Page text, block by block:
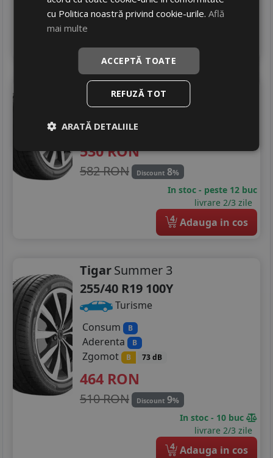
In stoc - peste 12 buc
Sebring Summer 3
255/40 R19 100Y
Turisme
530RON
582 RON Discount 8%
In stoc - peste 12 buc
livrare 2/3 zile
4 Adauga in cos
TigarSummer 3
255/40 R19 100Y
Turisme
Consum
B
Aderenta B
Zgomot B 73 dB
464 RON
510 RON Discount 9%
In stoc - 10 buc
livrare 2/3 zile
4 Adauga in cos
cu Politica noastră privind cookie-urile.Află
mai multe
ACCEPTĂ TOATE
REFUZĂ TOT
ARATĂ DETALIILE